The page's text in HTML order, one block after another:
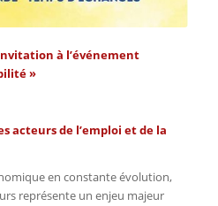
à l’événement
»
acteurs de l’emploi et de la
en constante évolution,
représente un enjeu majeur